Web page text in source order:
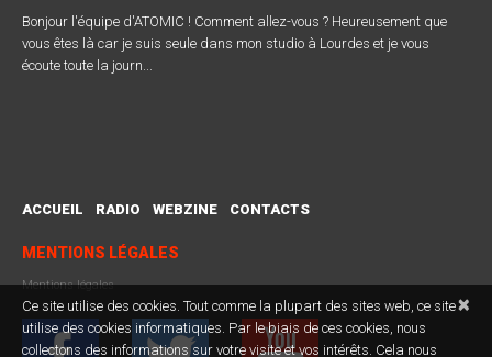
Bonjour l'équipe d'ATOMIC ! Comment allez-vous ? Heureusement que
vous êtes là car je suis seule dans mon studio à Lourdes et je vous
écoute toute la journ...
ACCUEIL RADIO WEBZINE CONTACTS
MENTIONS LÉGALES
Mentions légales
×
Ce site utilise des cookies. Tout comme la plupart des sites web, ce site
utilise des cookies informatiques. Par le biais de ces cookies, nous
collectons des informations sur votre visite et vos intérêts. Cela nous